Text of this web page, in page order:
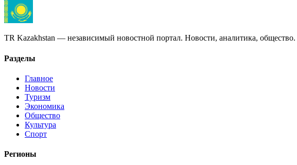
TR Kazakhstan — независимый новостной портал. Новости, аналитика, общество.
Разделы
Главное
Новости
Туризм
Экономика
Общество
Культура
Спорт
Регионы